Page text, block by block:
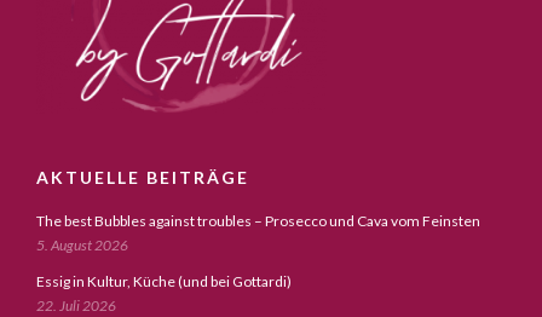
AKTUELLE BEITRÄGE
The best Bubbles against troubles – Prosecco und Cava vom Feinsten
5. August 2026
Essig in Kultur, Küche (und bei Gottardi)
22. Juli 2026